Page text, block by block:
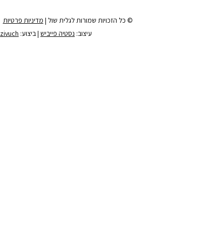
© כל הזכויות שמורות לגלית שול | מדיניות פרטיות
עיצוב: נסטיה פייביש | ביצוע: zivuch